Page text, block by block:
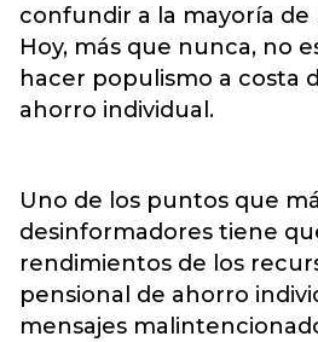
confundir a la mayoría de
Hoy, más que nunca, no
hacer populismo a costa
ahorro individual.
Uno de los puntos que
desinformadores tiene
rendimientos de los
pensional de ahorro
mensajes